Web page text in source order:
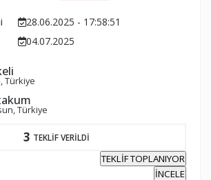
28.06.2025 - 17:58:51
04.07.2025
Türkiye
Türkiye
3 TEKLİF VERİLDİ
TEKLİF TOPLANIYOR
İNCELE